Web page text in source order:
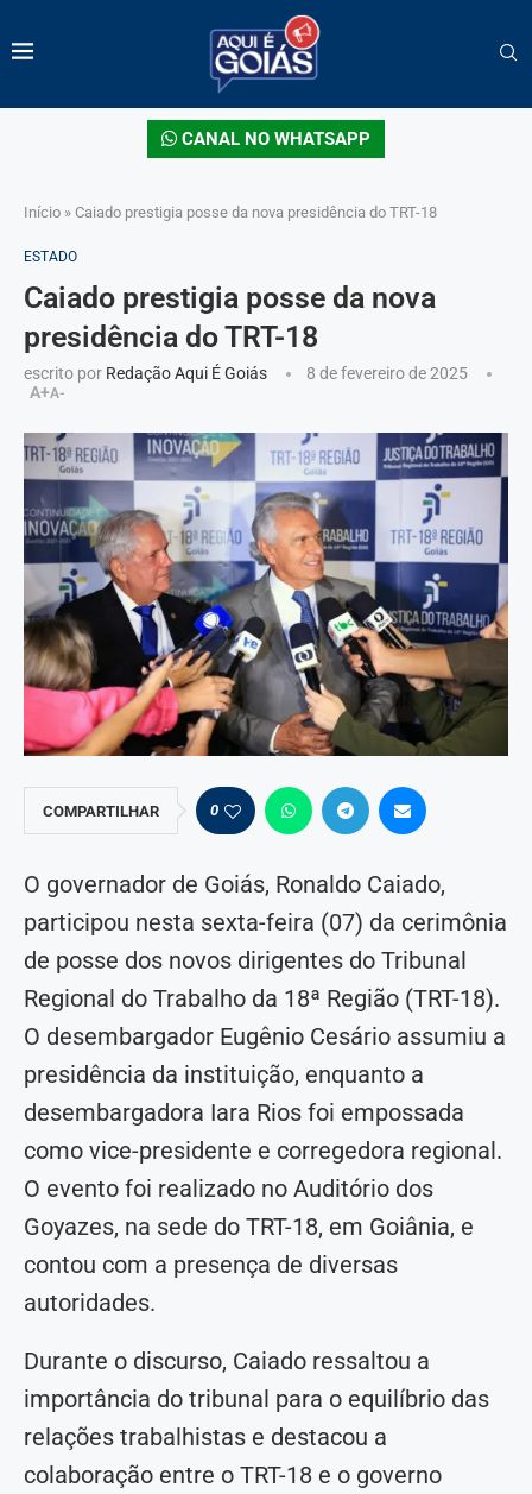
CANAL NO WHATSAPP
Início » Caiado prestigia posse da nova presidência do TRT-18
ESTADO
Caiado prestigia posse da nova
presidência do TRT-18
escrito por Redação Aqui É Goiás
8 de fevereiro de 2025
A+A-
COMPARTILHAR 0
O governador de Goiás, Ronaldo Caiado,
participou nesta sexta-feira (07) da cerimônia
de posse dos novos dirigentes do Tribunal
Regional do Trabalho da 18ª Região (TRT-18).
O desembargador Eugênio Cesário assumiu a
presidência da instituição, enquanto a
desembargadora Iara Rios foi empossada
como vice-presidente e corregedora regional.
O evento foi realizado no Auditório dos
Goyazes, na sede do TRT-18, em Goiânia, e
contou com a presença de diversas
autoridades.
Durante o discurso, Caiado ressaltou a
importância do tribunal para o equilíbrio das
relações trabalhistas e destacou a
colaboração entre o TRT-18 e o governo